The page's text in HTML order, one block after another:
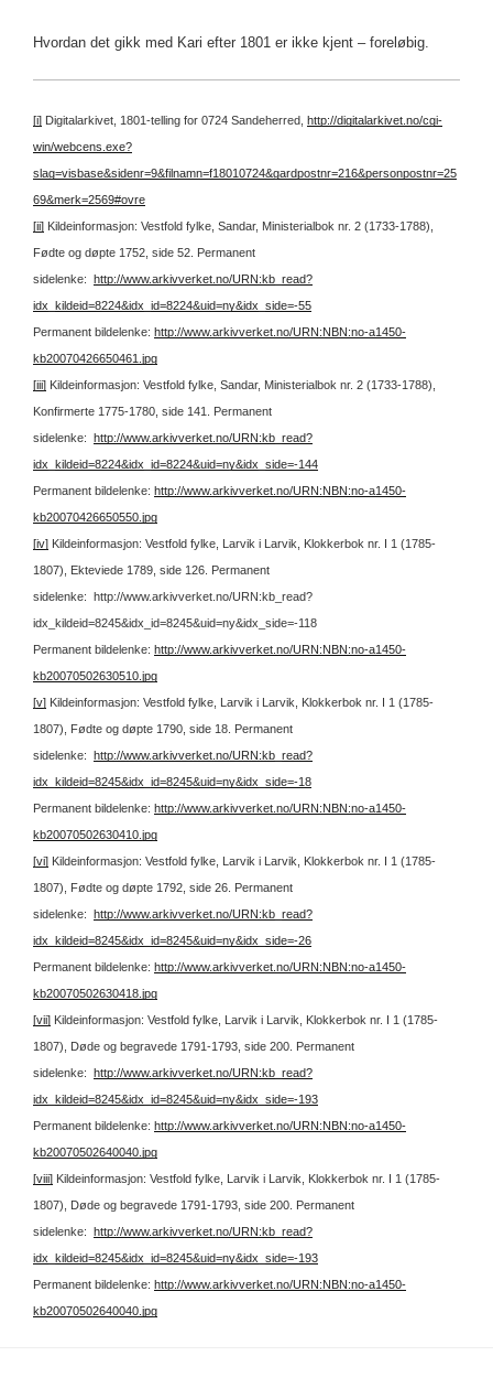
Hvordan det gikk med Kari efter 1801 er ikke kjent – foreløbig.
[i] Digitalarkivet, 1801-telling for 0724 Sandeherred, http://digitalarkivet.no/cgi-
win/webcens.exe?
slag=visbase&sidenr=9&filnamn=f18010724&gardpostnr=216&personpostnr=25
69&merk=2569#ovre
[ii] Kildeinformasjon: Vestfold fylke, Sandar, Ministerialbok nr. 2 (1733-1788),
Fødte og døpte 1752, side 52. Permanent
sidelenke: http://www.arkivverket.no/URN:kb_read?
idx_kildeid=8224&idx_id=8224&uid=ny&idx_side=-55
Permanent bildelenke: http://www.arkivverket.no/URN:NBN:no-a1450-
kb20070426650461.jpg
[iii] Kildeinformasjon: Vestfold fylke, Sandar, Ministerialbok nr. 2 (1733-1788),
Konfirmerte 1775-1780, side 141. Permanent
sidelenke: http://www.arkivverket.no/URN:kb_read?
idx_kildeid=8224&idx_id=8224&uid=ny&idx_side=-144
Permanent bildelenke: http://www.arkivverket.no/URN:NBN:no-a1450-
kb20070426650550.jpg
[iv] Kildeinformasjon: Vestfold fylke, Larvik i Larvik, Klokkerbok nr. I 1 (1785-
1807), Ekteviede 1789, side 126. Permanent
sidelenke: http://www.arkivverket.no/URN:kb_read?
idx_kildeid=8245&idx_id=8245&uid=ny&idx_side=-118
Permanent bildelenke: http://www.arkivverket.no/URN:NBN:no-a1450-
kb20070502630510.jpg
[v] Kildeinformasjon: Vestfold fylke, Larvik i Larvik, Klokkerbok nr. I 1 (1785-
1807), Fødte og døpte 1790, side 18. Permanent
sidelenke: http://www.arkivverket.no/URN:kb_read?
idx_kildeid=8245&idx_id=8245&uid=ny&idx_side=-18
Permanent bildelenke: http://www.arkivverket.no/URN:NBN:no-a1450-
kb20070502630410.jpg
[vi] Kildeinformasjon: Vestfold fylke, Larvik i Larvik, Klokkerbok nr. I 1 (1785-
1807), Fødte og døpte 1792, side 26. Permanent
sidelenke: http://www.arkivverket.no/URN:kb_read?
idx_kildeid=8245&idx_id=8245&uid=ny&idx_side=-26
Permanent bildelenke: http://www.arkivverket.no/URN:NBN:no-a1450-
kb20070502630418.jpg
[vii] Kildeinformasjon: Vestfold fylke, Larvik i Larvik, Klokkerbok nr. I 1 (1785-
1807), Døde og begravede 1791-1793, side 200. Permanent
sidelenke: http://www.arkivverket.no/URN:kb_read?
idx_kildeid=8245&idx_id=8245&uid=ny&idx_side=-193
Permanent bildelenke: http://www.arkivverket.no/URN:NBN:no-a1450-
kb20070502640040.jpg
[viii] Kildeinformasjon: Vestfold fylke, Larvik i Larvik, Klokkerbok nr. I 1 (1785-
1807), Døde og begravede 1791-1793, side 200. Permanent
sidelenke: http://www.arkivverket.no/URN:kb_read?
idx_kildeid=8245&idx_id=8245&uid=ny&idx_side=-193
Permanent bildelenke: http://www.arkivverket.no/URN:NBN:no-a1450-
kb20070502640040.jpg